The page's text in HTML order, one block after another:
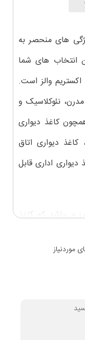
های منحصر به
انتخاب های شما
والز است.
نئوکلاسیک و
کاغذ دیواری
دیواری اتاق
اداری قابل
دیگر نیز می‌باشد که کاغذ
۱۰۱۱۵، ۱۰۱۱۶
موردنیاز